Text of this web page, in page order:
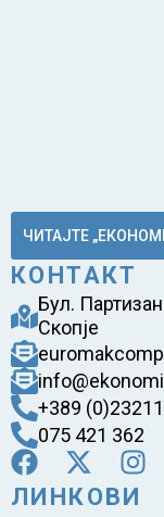
ЧИТАЈТЕ
КОНТАКТ
Бул.
Скопје
+389
075 421 362
ЛИНКОВИ